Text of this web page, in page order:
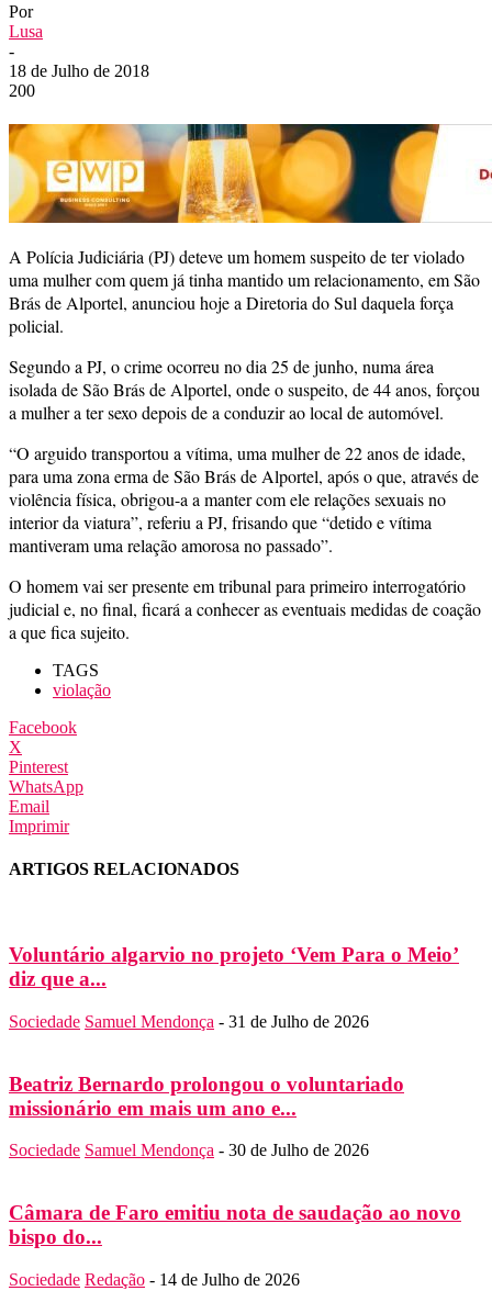
Por
Lusa
-
18 de Julho de 2018
200
A Polícia Judiciária (PJ) deteve um homem suspeito de ter violado
uma mulher com quem já tinha mantido um relacionamento, em São
Brás de Alportel, anunciou hoje a Diretoria do Sul daquela força
policial.
Segundo a PJ, o crime ocorreu no dia 25 de junho, numa área
isolada de São Brás de Alportel, onde o suspeito, de 44 anos, forçou
a mulher a ter sexo depois de a conduzir ao local de automóvel.
“O arguido transportou a vítima, uma mulher de 22 anos de idade,
para uma zona erma de São Brás de Alportel, após o que, através de
violência física, obrigou-a a manter com ele relações sexuais no
interior da viatura”, referiu a PJ, frisando que “detido e vítima
mantiveram uma relação amorosa no passado”.
O homem vai ser presente em tribunal para primeiro interrogatório
judicial e, no final, ficará a conhecer as eventuais medidas de coação
a que fica sujeito.
TAGS
violação
Facebook
X
Pinterest
WhatsApp
Email
Imprimir
ARTIGOS RELACIONADOS
Voluntário algarvio no projeto ‘Vem Para o Meio’
diz que a...
Sociedade Samuel Mendonça - 31 de Julho de 2026
Beatriz Bernardo prolongou o voluntariado
missionário em mais um ano e...
Sociedade Samuel Mendonça - 30 de Julho de 2026
Câmara de Faro emitiu nota de saudação ao novo
bispo do...
Sociedade Redação - 14 de Julho de 2026